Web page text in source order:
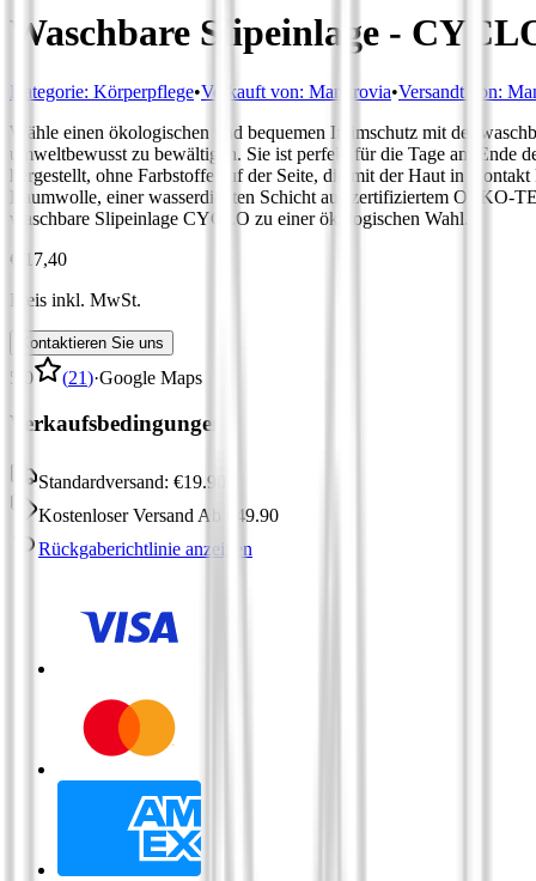
Waschbare Slipeinlage -
Kategorie: Körperpflege•Verkauft von: Mangrovia•Versandt von:
Wähle einen ökologischen und bequemen Intimschutz mit der
umweltbewusst zu bewältigen. Sie ist perfekt für die Tage am
hergestellt, ohne Farbstoffe auf der Seite, die mit der Haut in
Baumwolle, einer wasserdichten Schicht aus zertifiziertem OEKO-
waschbare Slipeinlage CYCLO zu einer ökologischen Wahl.
€ 17,40
Preis inkl. MwSt.
Kontaktieren Sie uns
5,0 (21)·Google Maps
Verkaufsbedingungen:
Standardversand: €19.90
Kostenloser Versand Ab
49.90
Rückgaberichtlinie anzeigen